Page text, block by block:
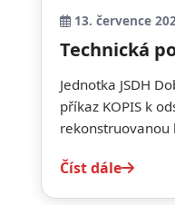
13. července
Technická
Jednotka JSDH
příkaz KOPIS k
rekonstruovanou
Číst dále